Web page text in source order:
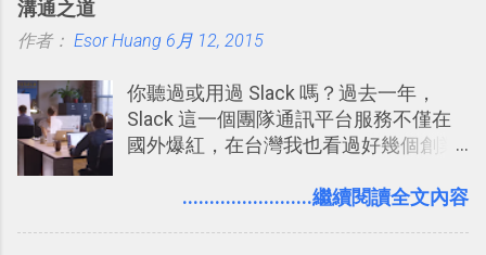
溝通之道
作者： Esor Huang 6月 12, 2015
你聽過或用過 Slack 嗎？過去一年，
Slack 這一個團隊通訊平台服務不僅在
國外爆紅，在台灣我也看過好幾個創業
理，到底 Slack 有什麼魅力？它是不是
........................繼續閱讀全文內容